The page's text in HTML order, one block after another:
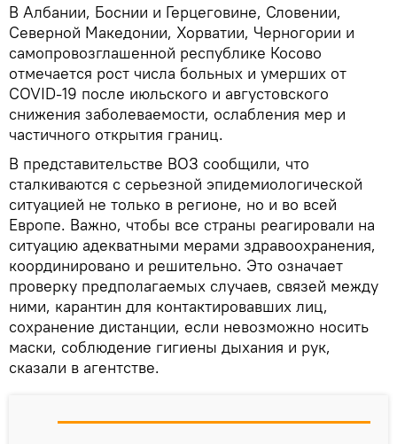
В Албании, Боснии и Герцеговине, Словении,
Северной Македонии, Хорватии, Черногории и
самопровозглашенной республике Косово
отмечается рост числа больных и умерших от
COVID-19 после июльского и августовского
снижения заболеваемости, ослабления мер и
частичного открытия границ.
В представительстве ВОЗ сообщили, что
сталкиваются с серьезной эпидемиологической
ситуацией не только в регионе, но и во всей
Европе. Важно, чтобы все страны реагировали на
ситуацию адекватными мерами здравоохранения,
координировано и решительно. Это означает
проверку предполагаемых случаев, связей между
ними, карантин для контактировавших лиц,
сохранение дистанции, если невозможно носить
маски, соблюдение гигиены дыхания и рук,
сказали в агентстве.